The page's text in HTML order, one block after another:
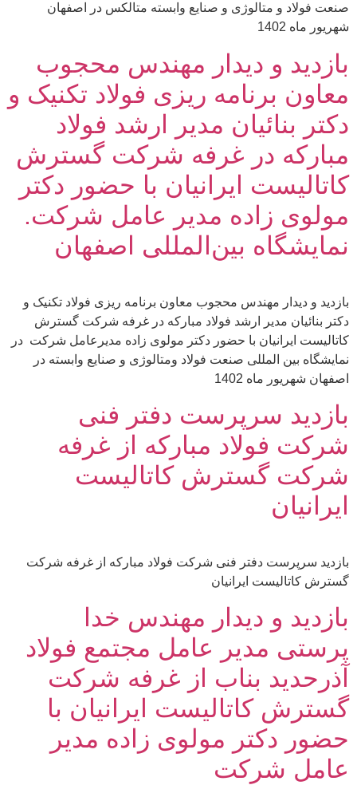
صنعت فولاد و متالوژی و صنایع وابسته متالکس در اصفهان
شهریور ماه 1402
بازدید و دیدار مهندس محجوب
معاون برنامه ریزی فولاد تکنیک و
دکتر بنائيان مدیر ارشد فولاد
مبارکه در غرفه شرکت گسترش
کاتالیست ایرانیان با حضور دکتر
مولوی زاده مدیر عامل شرکت.
نمایشگاه بین‌المللی اصفهان
بازدید و دیدار مهندس محجوب معاون برنامه ریزی فولاد تکنیک و
دکتر بنائیان مدیر ارشد فولاد مبارکه در غرفه شرکت گسترش
کاتالیست ایرانیان با حضور دکتر مولوی زاده مدیرعامل شرکت در
نمایشگاه بین المللی صنعت فولاد ومتالوژی و صنایع وابسته در
اصفهان شهریور ماه 1402
بازدید سرپرست دفتر فنی
شرکت فولاد مبارکه از غرفه
شرکت گسترش کاتالیست
ایرانیان
بازدید سرپرست دفتر فنی شرکت فولاد مبارکه از غرفه شرکت
گسترش کاتالیست ایرانیان
بازدید و دیدار مهندس خدا
پرستی مدیر عامل مجتمع فولاد
آذرحدید بناب از غرفه شرکت
گسترش کاتالیست ایرانیان با
حضور دکتر مولوی زاده مدیر
عامل شرکت